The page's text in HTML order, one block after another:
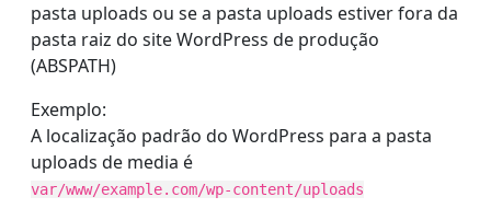
pasta uploads ou se a pasta uploads estiver fora da
pasta raiz do site WordPress de produção
(ABSPATH)
Exemplo:
A localização padrão do WordPress para a pasta
uploads de media é
var/www/example.com/wp-content/uploads